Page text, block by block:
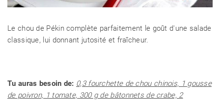
Le chou de Pékin complète parfaitement le goût d'une salade
classique, lui donnant jutosité et fraîcheur.
Tu auras besoin de: 0,3 fourchette de chou chinois, 1 gousse
de poivron, 1 tomate, 300 g de bâtonnets de crabe, 2